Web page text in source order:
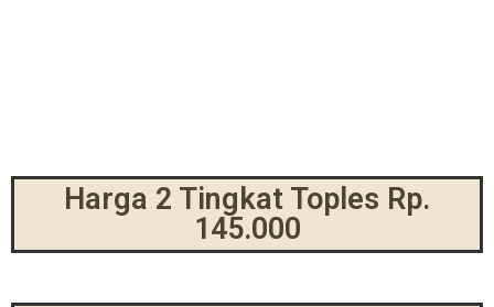
Harga 2 Tingkat Toples Rp.
145.000